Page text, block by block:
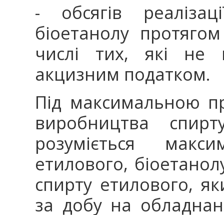
- обсягів
біоетанолу
числі тих, які не
акцизним податком.
Під максимальною
виробництва
розуміється
етилового,
спирту етилового,
за добу на